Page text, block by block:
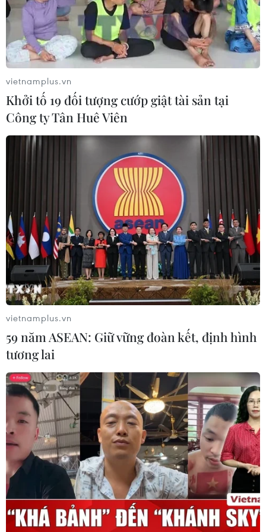
Ngân hàng Trung ương Trung Quốc
mua thêm 20 tấn vàng trong tháng 7
07/08/2026 15:21
Chuyên gia quốc tế đánh giá tích cực
về tiền đồng của Việt Nam
07/08/2026 12:46
Phép thử sức chống chịu của kinh tế
07/08/2026 12:35
Thuế polysilicon: Doanh nghiệp Hàn
Quốc tại Mỹ có lợi thế
07/08/2026 12:17
Tầm nhìn bán dẫn của Malaysia: Đi
từ thế mạnh sẵn có lên nấc thang giá
trị cao
07/08/2026 11:51
Đồng Nai cần chuyển dịch thu hút
đầu tư sang tổ chức chuỗi giá trị
07/08/2026 11:18
vietnamplus.vn
Khởi tố 19 đối tượng cướp giật tài sản tại
Công ty Tân Huê Viên
vietnamplus.vn
59 năm ASEAN: Giữ vững đoàn kết, định hình
tương lai